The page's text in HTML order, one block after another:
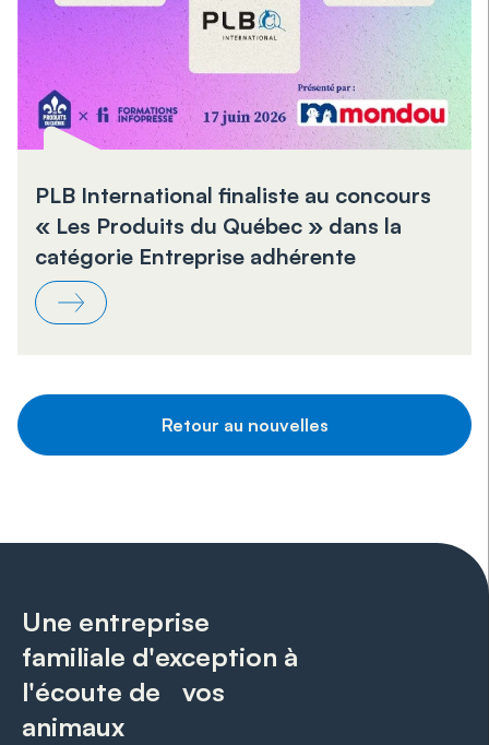
PLB International finaliste au concours
« Les Produits du Québec » dans la
catégorie Entreprise adhérente
Retour au nouvelles
Une entreprise
familiale d'exception à
l'écoute de vos
animaux